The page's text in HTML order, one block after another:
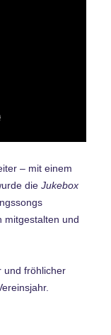
– mit einem
dieJukebox
mitgestalten und
und fröhlicher